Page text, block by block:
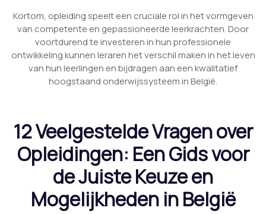
Kortom, opleiding speelt een cruciale rol in het vormgeven
van competente en gepassioneerde leerkrachten. Door
voortdurend te investeren in hun professionele
ontwikkeling kunnen leraren het verschil maken in het leven
van hun leerlingen en bijdragen aan een kwalitatief
hoogstaand onderwijssysteem in België.
12 Veelgestelde Vragen over
Opleidingen: Een Gids voor
de Juiste Keuze en
Mogelijkheden in België